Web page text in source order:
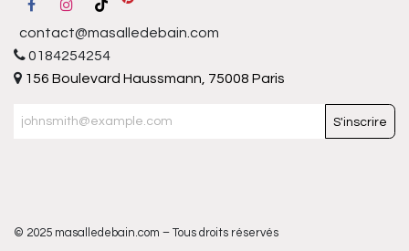
contact@masalledebain.com
0184254254
156 Boulevard Haussmann, 75008 Paris
S'inscrire
© 2025 masalledebain.com – Tous droits réservés